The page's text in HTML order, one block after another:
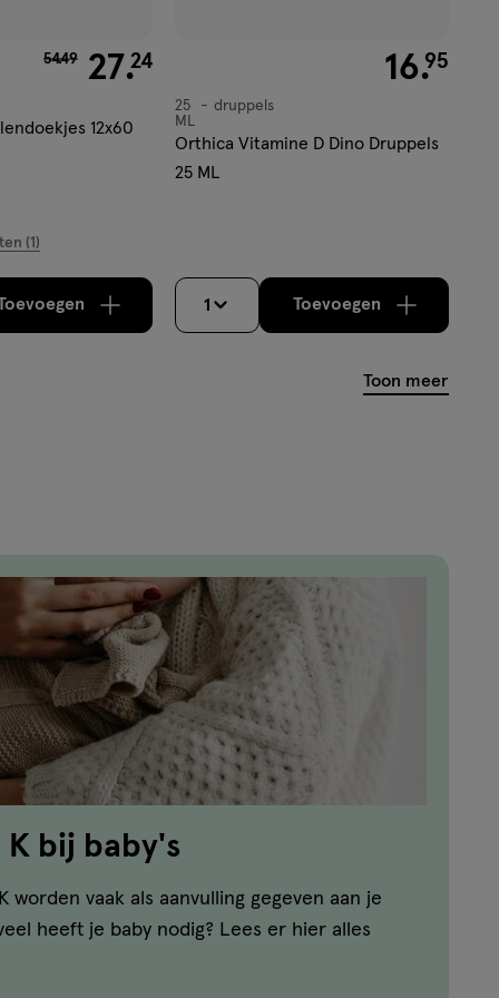
van € 54.49 voor € 27.24
54.49 27.24
12x60
(1)
verhoog aantal met één Limiet bereikt. Je kan
€ 16.95
16.95
druppels
25
ML
druppels
Orthica Vitamine D Dino Druppels
25 ML
1 Toevoegenverhoog aantal
Toon meer
bij baby's
worden vaak als aanvulling gegeven aan je
heeft je baby nodig? Lees er hier alles